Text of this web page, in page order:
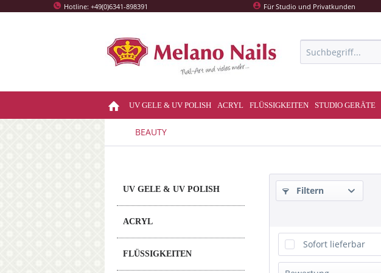
Hotline: +49(0)6341-898391 Für Studio und Privatkunden
UV GELE & UV POLISH ACRYL FLÜSSIGKEITEN STUDIO GERÄTE
BEAUTY
UV GELE & UV POLISH
ACRYL
FLÜSSIGKEITEN
Filtern
Sofort lieferbar